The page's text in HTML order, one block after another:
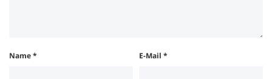
Name* E-Mail *